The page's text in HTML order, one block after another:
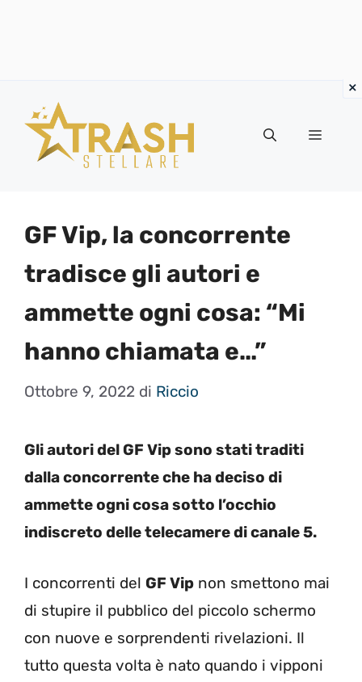
contenuto
Menu
GF Vip, la concorrente
tradisce gli autori e
ammette ogni cosa: “Mi
hanno chiamata e…”
Ottobre 9, 2022 di Riccio
Gli autori del GF Vip sono stati traditi
dalla concorrente che ha deciso di
ammette ogni cosa sotto l’occhio
indiscreto delle telecamere di canale 5.
I concorrenti del GF Vip non smettono mai
di stupire il pubblico del piccolo schermo
con nuove e sorprendenti rivelazioni. Il
tutto questa volta è nato quando i vipponi